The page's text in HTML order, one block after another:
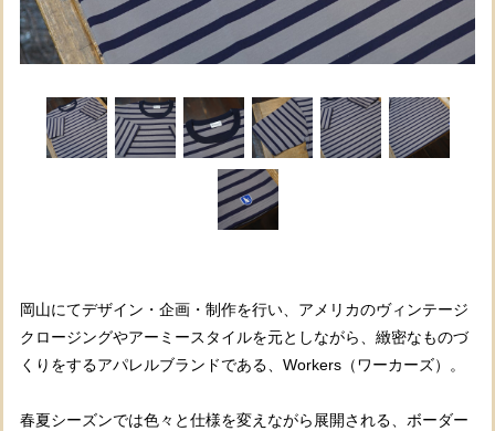
岡山にてデザイン・企画・制作を行い、アメリカのヴィンテージ
クロージングやアーミースタイルを元としながら、緻密なものづ
くりをするアパレルブランドである、Workers（ワーカーズ）。
春夏シーズンでは色々と仕様を変えながら展開される、ボーダー